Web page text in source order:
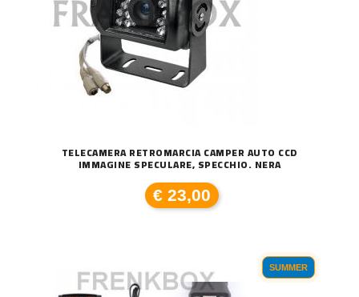
TELECAMERA RETROMARCIA CAMPER AUTO CCD
IMMAGINE SPECULARE, SPECCHIO. NERA
€ 23,00
SUMMER